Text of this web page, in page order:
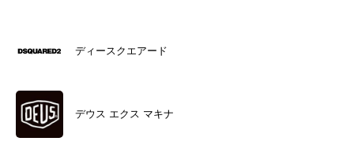
ディースクエアード
デウス エクス マキナ